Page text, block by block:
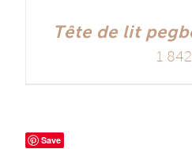
Tête de lit
1
Save